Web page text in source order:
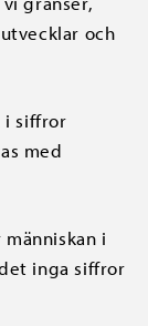
och
i siffror
med
i
inga siffror